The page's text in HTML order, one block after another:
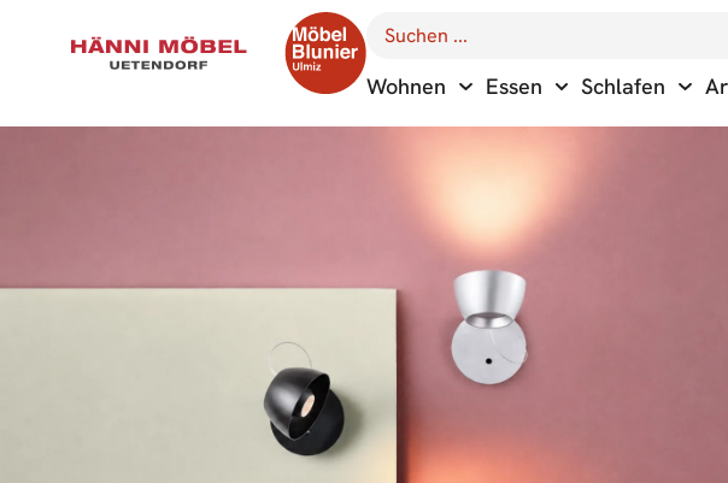
Wohnen Essen Schlafen